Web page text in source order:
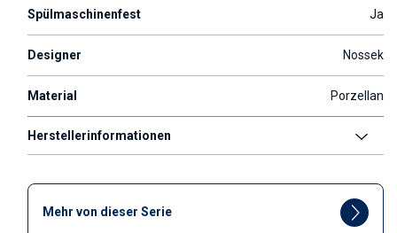
Spülmaschinenfest Ja
Designer Nossek
Material Porzellan
Herstellerinformationen
Mehr von dieser Serie